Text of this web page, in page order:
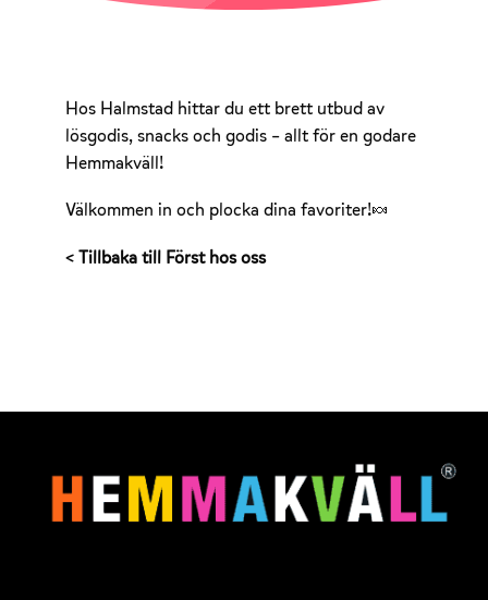
Hos Halmstad hittar du ett brett utbud av
lösgodis, snacks och godis – allt för en godare
Hemmakväll!
Välkommen in och plocka dina favoriter!🍬
< Tillbaka till Först hos oss